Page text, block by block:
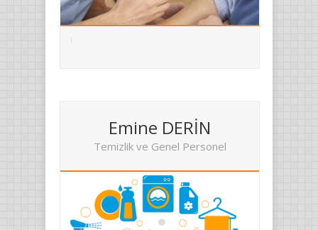
Emine DERİN
Temizlik ve Genel Personel